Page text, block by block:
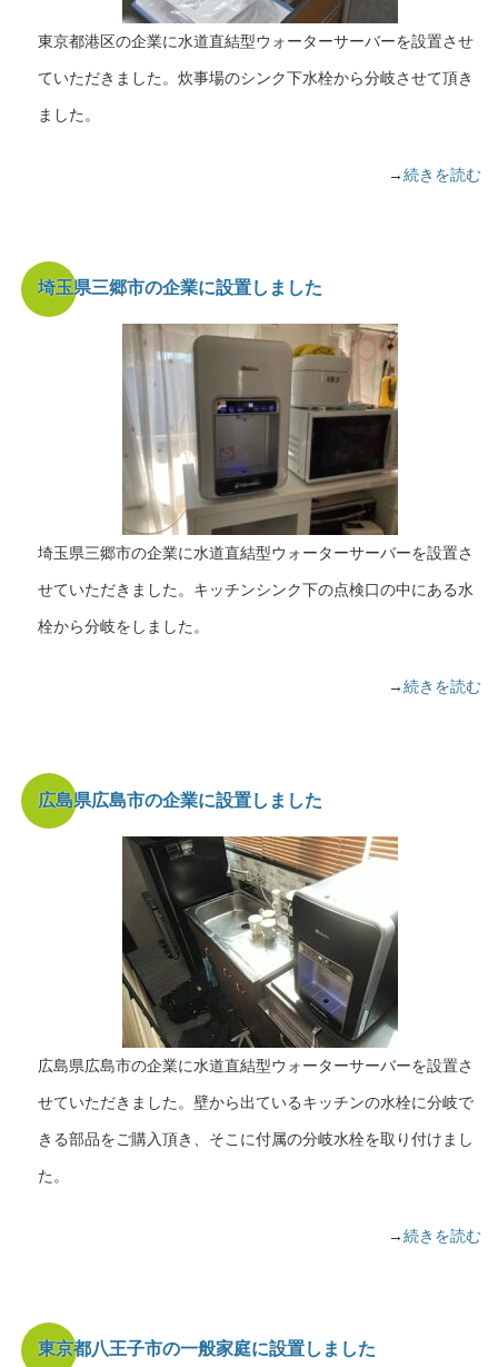
東京都港区の企業に水道直結型ウォーターサーバーを設置させ
ていただきました。炊事場のシンク下水栓から分岐させて頂き
ました。
→続きを読む
埼玉県三郷市の企業に設置しました
埼玉県三郷市の企業に水道直結型ウォーターサーバーを設置さ
せていただきました。キッチンシンク下の点検口の中にある水
栓から分岐をしました。
→続きを読む
広島県広島市の企業に設置しました
広島県広島市の企業に水道直結型ウォーターサーバーを設置さ
せていただきました。壁から出ているキッチンの水栓に分岐で
きる部品をご購入頂き、そこに付属の分岐水栓を取り付けまし
た。
→続きを読む
東京都八王子市の一般家庭に設置しました